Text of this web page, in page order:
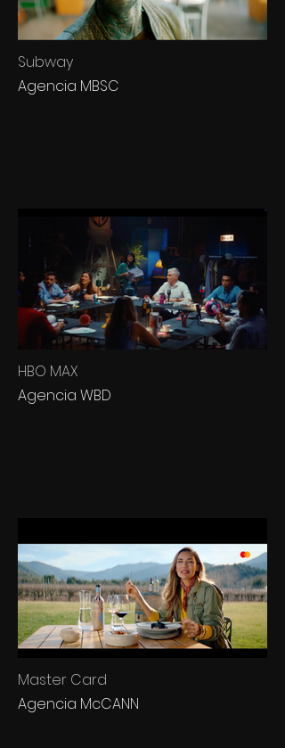
Subway
Agencia MBSC
HBO MAX
Agencia WBD
Master Card
Agencia McCANN